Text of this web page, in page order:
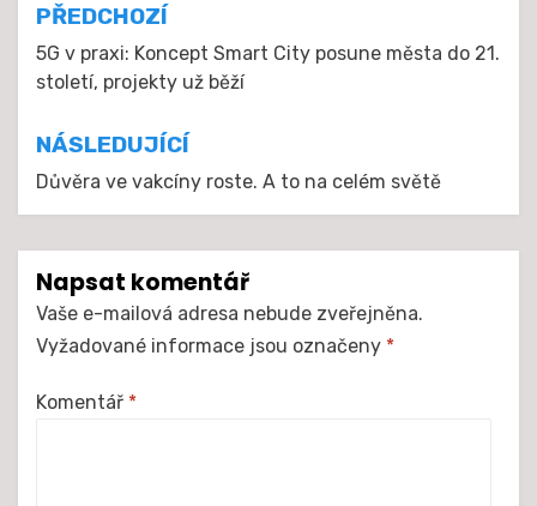
Navigace
pro
příspěvek
PŘEDCHOZÍ
5G v praxi: Koncept Smart City posune města do 21.
století, projekty už běží
NÁSLEDUJÍCÍ
Důvěra ve vakcíny roste. A to na celém světě
Napsat komentář
Vaše e-mailová adresa nebude zveřejněna.
Vyžadované informace jsou označeny *
Komentář *